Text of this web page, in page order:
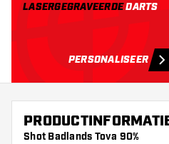
LASERGEGRAVEERDEDARTS
PERSONALISEER
Shot Badlands Tova 90%